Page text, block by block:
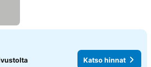
Katso hinnat